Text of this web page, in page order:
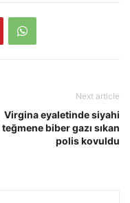
Next article
Virgina eyaletinde siyahi
teğmene biber gazı sıkan
polis kovuldu